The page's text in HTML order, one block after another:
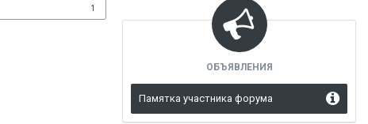
1
ОБЪЯВЛЕНИЯ
Памятка участника форума